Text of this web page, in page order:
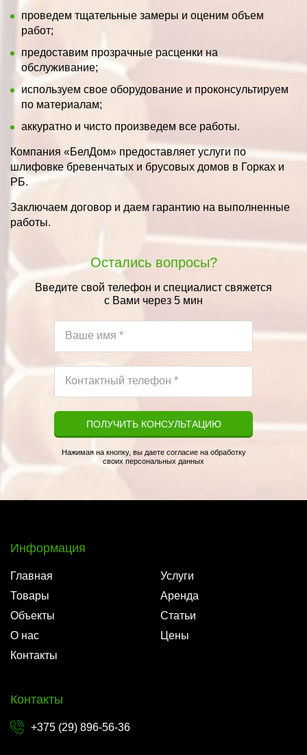
проведем тщательные замеры и оценим объем
работ;
предоставим прозрачные расценки на
обслуживание;
используем свое оборудование и проконсультируем
по материалам;
аккуратно и чисто произведем все работы.
Компания «БелДом» предоставляет услуги по
шлифовке бревенчатых и брусовых домов в Горках и
РБ.
Заключаем договор и даем гарантию на выполненные
работы.
Остались вопросы?
Введите свой телефон и специалист свяжется
с Вами через 5 мин
ПОЛУЧИТЬ КОНСУЛЬТАЦИЮ
Нажимая на кнопку, вы даете согласие на обработку
своих персональных данных
Информация
Главная
Услуги
Товары
Аренда
Объекты
Статьи
О нас
Цены
Контакты
Контакты
+375 (29) 896-56-36